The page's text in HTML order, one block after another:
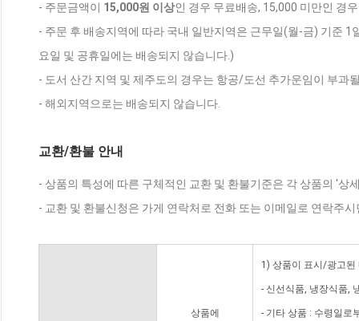
- 주문금액이 15,000원 이상인 경우 무료배송, 15,000 미만인 경
- 주문 후 배송지역에 따라 국내 일반지역은 근무일(월-금) 기준
요일 및 공휴일에는 배송되지 않습니다.)
- 도서 산간 지역 및 제주도의 경우는 항공/도선 추가운임이 부과
- 해외지역으로는 배송되지 않습니다.
교환/환불 안내
- 상품의 특성에 따른 구체적인 교환 및 환불기준은 각 상품의 '상
- 교환 및 환불신청은 가게 연락처로 전화 또는 이메일로 연락주
상품에
1) 상품이 표시/광고된
- 신선식품, 냉장식품,
- 기타 상품 : 수령일로